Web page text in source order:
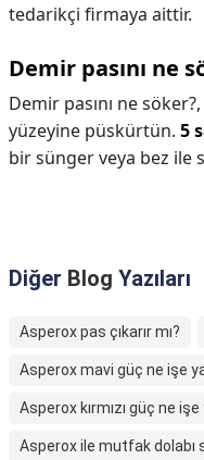
tedarikçi firmaya aittir.
Demir pasını ne
Demir pasını ne söker?,
yüzeyine püskürtün. 5
bir sünger veya bez ile
Diğer Blog Yazıları
Asperox pas çıkarır mı?
Asperox mavi güç ne işe
Asperox kırmızı güç ne
Asperox ile mutfak dolabı